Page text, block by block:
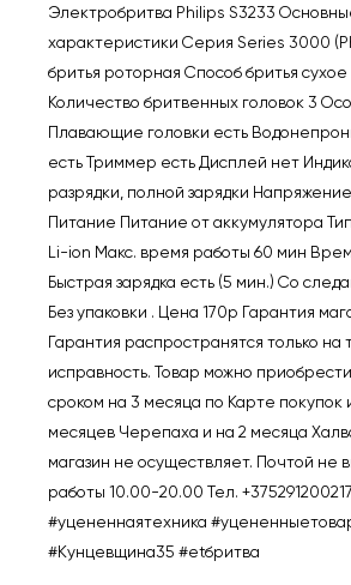
Электробритва Philips S3233
характеристики Серия Series 3000
бритья роторная Способ бритья
Количество бритвенных головок 3
Плавающие головки есть
есть Триммер есть Дисплей нет
разрядки, полной зарядки
Питание Питание от аккумулятора
Li-ion Макс. время работы 60 мин
Быстрая зарядка есть (5 мин.) Со
Без упаковки . Цена 170р Гарантия
Гарантия распространятся только на
исправность. Товар можно
сроком на 3 месяца по Карте покупок
месяцев Черепаха и на 2 месяца
магазин не осуществляет. Почтой не
работы 10.00-20.00 Тел.
#уцененнаятехника
#Кунцевщина35 #etбритва